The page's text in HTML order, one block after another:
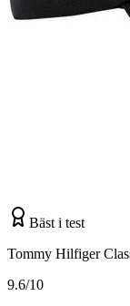
Bäst i test
Tommy Hilfiger
9.6/10